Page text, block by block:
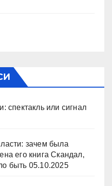
спектакль или сигнал
зачем была
его книга Скандал,
быть 05.10.2025